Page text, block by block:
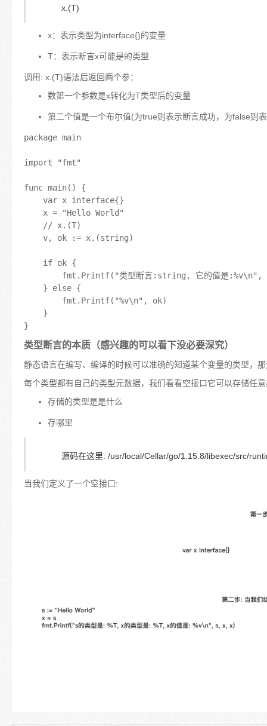
x.(T)
x：表示类型为interface{}的变量
T：表示断言x可能是的类型
调用: x.(T)语法后返回两个参：
数第一个参数是x转化为T类型后的变量
第二个值是一个布尔值(为true则表示断言成功，为false则
package main
import "fmt"
func main() {
类型断言的本质（感兴趣的可以看下没必要深究）
静态语言在编写、编译的时候可以准确的知道某个变量的类型，
每个类型都有自己的类型元数据，我们看看空接口它可以存储任
存储的类型是是什么
存哪里
源码在这里: /usr/local/Cellar/go/1.15.8/libexec/src/
当我们定义了一个空接口: